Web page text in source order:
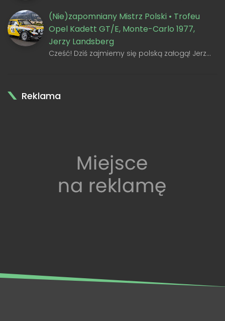
(Nie)zapomniany Mistrz Polski • Trofeu
Opel Kadett GT/E, Monte-Carlo 1977,
Jerzy Landsberg
Cześć! Dziś zajmiemy się polską załogą! Jerz…
Reklama